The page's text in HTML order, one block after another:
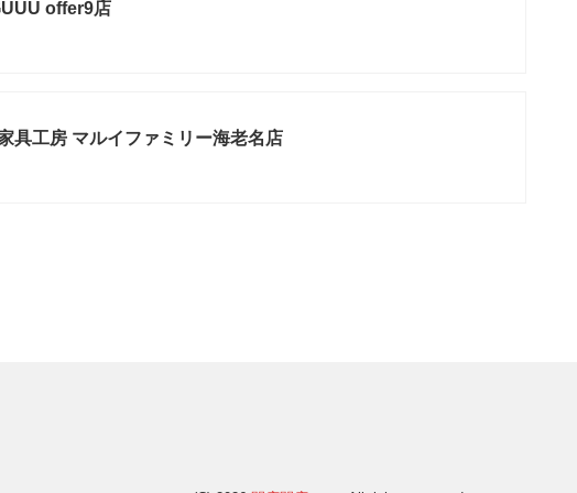
offer9店
具工房 マルイファミリー海老名店